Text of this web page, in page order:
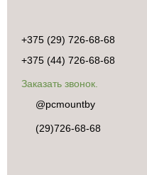
+375 (29) 726-68-68
+375 (44) 726-68-68
Заказать звонок.
@pcmountby
(29)726-68-68